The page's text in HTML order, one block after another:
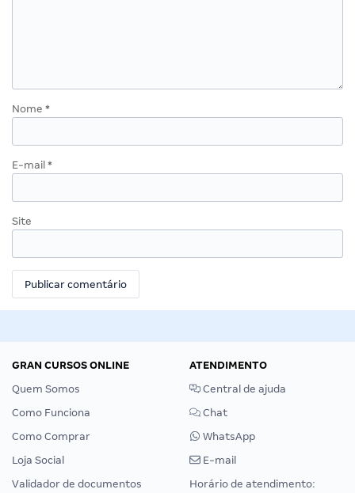
Nome *
E-mail *
Site
GRAN CURSOS ONLINE
Quem Somos
Como Funciona
Como Comprar
Loja Social
Validador de documentos
ATENDIMENTO
Central de ajuda
Chat
WhatsApp
E-mail
Horário de atendimento: